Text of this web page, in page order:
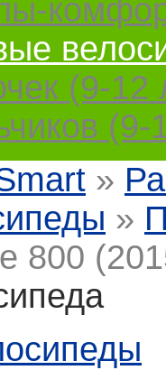
(9-12
(9-
»
»
800